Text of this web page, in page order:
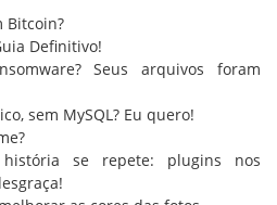
Bitcoin?
Definitivo!
Seus arquivos foram
sem MySQL? Eu quero!
se repete: plugins nos